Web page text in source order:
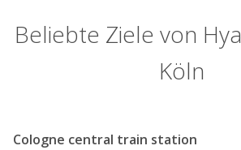
Beliebte Ziele von
Köln
Cologne central train station